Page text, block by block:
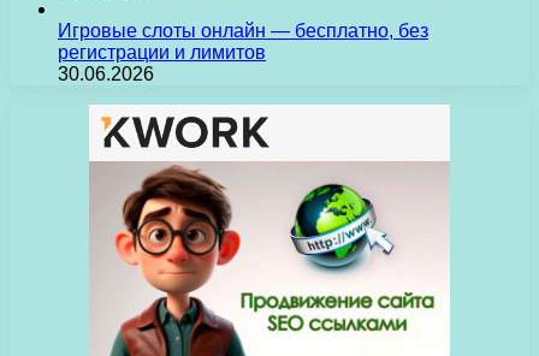
Игровые слоты онлайн — бесплатно, без
регистрации и лимитов
30.06.2026